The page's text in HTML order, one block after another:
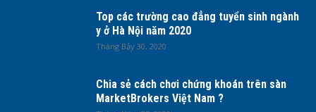
Top các trường cao đẳng tuyển sinh ngành
y ở Hà Nội năm 2020
Tháng Bảy 30, 2020
Chia sẻ cách chơi chứng khoán trên sàn
MarketBrokers Việt Nam ?